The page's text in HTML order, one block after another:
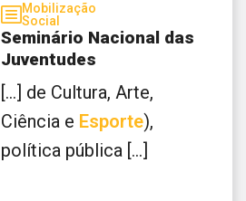
Mobilização
Social
Seminário Nacional das
Juventudes
[...] de Cultura, Arte,
Ciência e Esporte),
política pública [...]